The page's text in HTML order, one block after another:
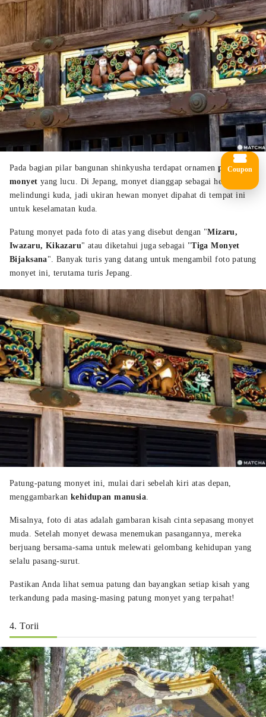
Pada bagian pilar bangunan shinkyusha terdapat ornamenpahatan
monyet yang lucu. Di Jepang, monyet dianggap sebagai hewan yang
melindungi kuda, jadi ukiran hewan monyet dipahat di tempat ini
untuk keselamatan kuda.
Patung monyet pada foto di atas yang disebut dengan "Mizaru,
Iwazaru, Kikazaru" atau diketahui juga sebagai "Tiga Monyet
Bijaksana". Banyak turis yang datang untuk mengambil foto patung
monyet ini, terutama turis Jepang.
Patung-patung monyet ini, mulai dari sebelah kiri atas depan,
menggambarkan kehidupan manusia.
Misalnya, foto di atas adalah gambaran kisah cinta sepasang monyet
muda. Setelah monyet dewasa menemukan pasangannya, mereka
berjuang bersama-sama untuk melewati gelombang kehidupan yang
selalu pasang-surut.
Pastikan Anda lihat semua patung dan bayangkan setiap kisah yang
terkandung pada masing-masing patung monyet yang terpahat!
4. Torii
Coupon